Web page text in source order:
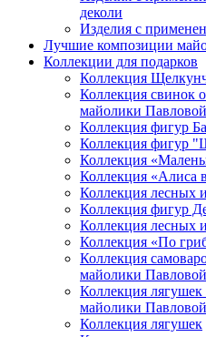
деколи
Изделия с
Лучшие композиции
Коллекции для подарков
Коллекция
Коллекция свинок
майолики
Коллекция фигур
Коллекция фигур
Коллекция
Коллекция «Алиса
Коллекция лесных
Коллекция фигур
Коллекция лесных
Коллекция «По
Коллекция
майолики
Коллекция
майолики
Коллекция лягушек